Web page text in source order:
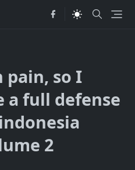
pain, so I
full defense
2